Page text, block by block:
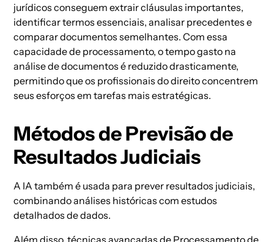
jurídicos conseguem extrair cláusulas importantes,
identificar termos essenciais, analisar precedentes e
comparar documentos semelhantes. Com essa
capacidade de processamento, o tempo gasto na
análise de documentos é reduzido drasticamente,
permitindo que os profissionais do direito concentrem
seus esforços em tarefas mais estratégicas.
Métodos de Previsão de
Resultados Judiciais
A IA também é usada para prever resultados judiciais,
combinando análises históricas com estudos
detalhados de dados.
Além disso, técnicas avançadas de Processamento de